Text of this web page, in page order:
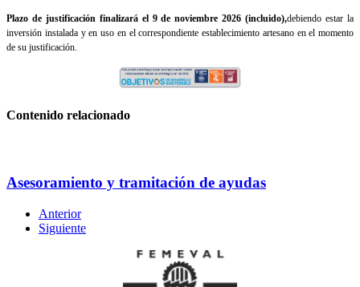
Plazo de justificación finalizará el 9 de noviembre 2026 (incluido),debiendo estar la
inversión instalada y en uso en el correspondiente establecimiento artesano en el momento
de su justificación.
Contenido relacionado
Asesoramiento y tramitación de ayudas
Anterior
Siguiente